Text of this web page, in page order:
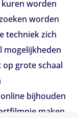
worden
worden
techniek zich
mogelijkheden
grote schaal
bijhouden
maken.